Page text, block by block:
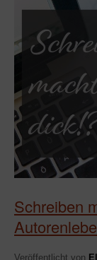
Schreiben
Veröffentlicht von